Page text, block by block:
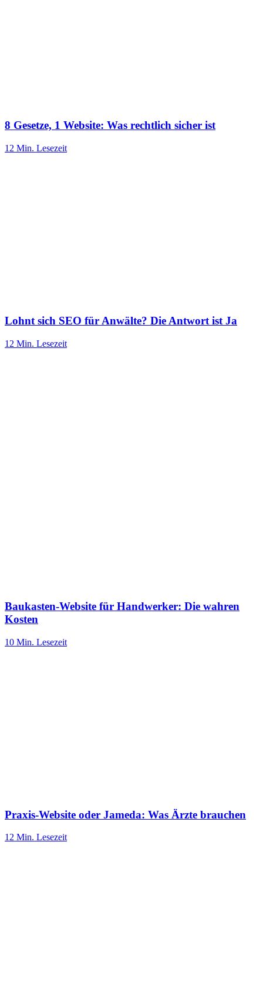
8 Gesetze, 1 Website: Was rechtlich sicher ist
12 Min. Lesezeit
Lohnt sich SEO für Anwälte? Die Antwort ist Ja
12 Min. Lesezeit
Baukasten-Website für Handwerker: Die wahren
Kosten
10 Min. Lesezeit
Praxis-Website oder Jameda: Was Ärzte brauchen
12 Min. Lesezeit